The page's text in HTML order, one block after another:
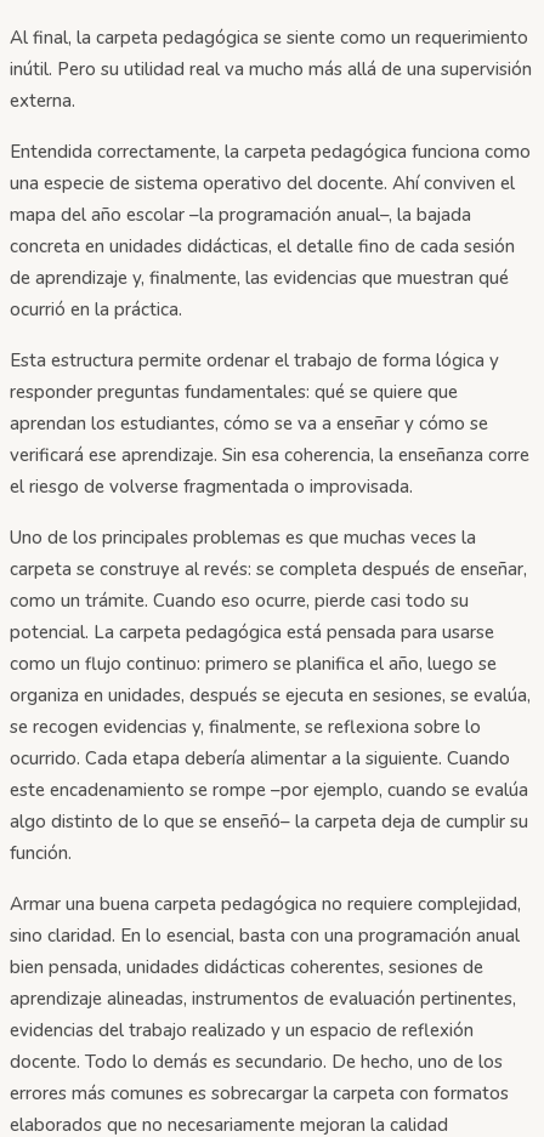
Al final, la carpeta pedagógica se siente como un requerimiento
inútil. Pero su utilidad real va mucho más allá de una supervisión
externa.
Entendida correctamente, la carpeta pedagógica funciona como
una especie de sistema operativo del docente. Ahí conviven el
mapa del año escolar –la programación anual–, la bajada
concreta en unidades didácticas, el detalle fino de cada sesión
de aprendizaje y, finalmente, las evidencias que muestran qué
ocurrió en la práctica.
Esta estructura permite ordenar el trabajo de forma lógica y
responder preguntas fundamentales: qué se quiere que
aprendan los estudiantes, cómo se va a enseñar y cómo se
verificará ese aprendizaje. Sin esa coherencia, la enseñanza corre
el riesgo de volverse fragmentada o improvisada.
Uno de los principales problemas es que muchas veces la
carpeta se construye al revés: se completa después de enseñar,
como un trámite. Cuando eso ocurre, pierde casi todo su
potencial. La carpeta pedagógica está pensada para usarse
como un flujo continuo: primero se planifica el año, luego se
organiza en unidades, después se ejecuta en sesiones, se evalúa,
se recogen evidencias y, finalmente, se reflexiona sobre lo
ocurrido. Cada etapa debería alimentar a la siguiente. Cuando
este encadenamiento se rompe –por ejemplo, cuando se evalúa
algo distinto de lo que se enseñó– la carpeta deja de cumplir su
función.
Armar una buena carpeta pedagógica no requiere complejidad,
sino claridad. En lo esencial, basta con una programación anual
bien pensada, unidades didácticas coherentes, sesiones de
aprendizaje alineadas, instrumentos de evaluación pertinentes,
evidencias del trabajo realizado y un espacio de reflexión
docente. Todo lo demás es secundario. De hecho, uno de los
errores más comunes es sobrecargar la carpeta con formatos
elaborados que no necesariamente mejoran la calidad